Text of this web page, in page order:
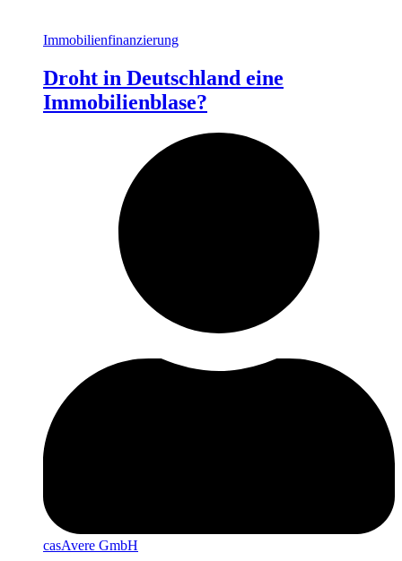
Immobilienfinanzierung
Droht in Deutschland eine
Immobilienblase?
casAvere GmbH